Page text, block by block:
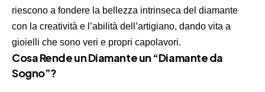
riescono a fondere la bellezza intrinseca del diamante
con la creatività e l’abilità dell’artigiano, dando vita a
gioielli che sono veri e propri capolavori.
Cosa Rende un Diamante un “Diamante da
Sogno”?